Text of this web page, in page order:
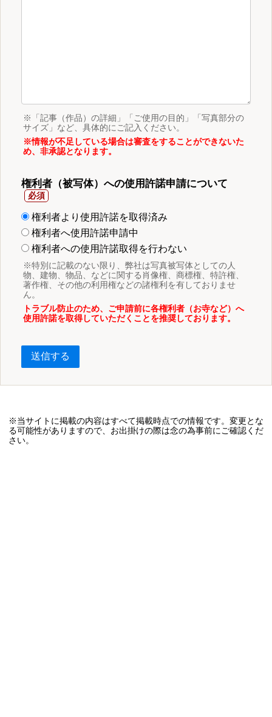
※「記事（作品）の詳細」「ご使用の目的」「写真部分の
サイズ」など、具体的にご記入ください。
※情報が不足している場合は審査をすることができないた
め、非承認となります。
権利者（被写体）への使用許諾申請について
権利者より使用許諾を取得済み
権利者へ使用許諾申請中
権利者への使用許諾取得を行わない
※特別に記載のない限り、弊社は写真被写体としての人
物、建物、物品、などに関する肖像権、商標権、特許権、
著作権、その他の利用権などの諸権利を有しておりませ
ん。
トラブル防止のため、ご申請前に各権利者（お寺など）へ
使用許諾を取得していただくことを推奨しております。
送信する
※当サイトに掲載の内容はすべて掲載時点での情報です。変更とな
る可能性がありますので、お出掛けの際は念の為事前にご確認くだ
さい。